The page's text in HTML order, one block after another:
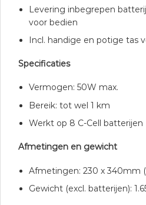
Levering inbegrepen
voor bedien
Incl. handige en potige tas
Specificaties
Vermogen: 50W max.
Bereik: tot wel 1 km
Werkt op 8 C-Cell
Afmetingen en gewicht
Afmetingen: 230 x 340mm
Gewicht (excl. batterijen):